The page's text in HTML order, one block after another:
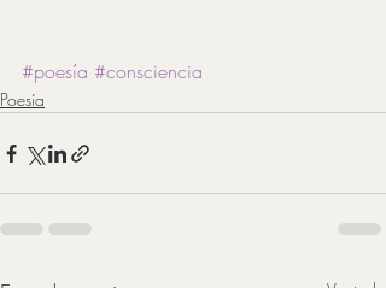
#poesía #consciencia
Poesía